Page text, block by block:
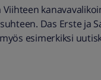
Das Erste ja
esimerkiksi